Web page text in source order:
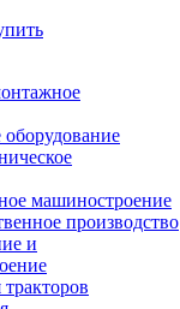
машиностроение
производство
и